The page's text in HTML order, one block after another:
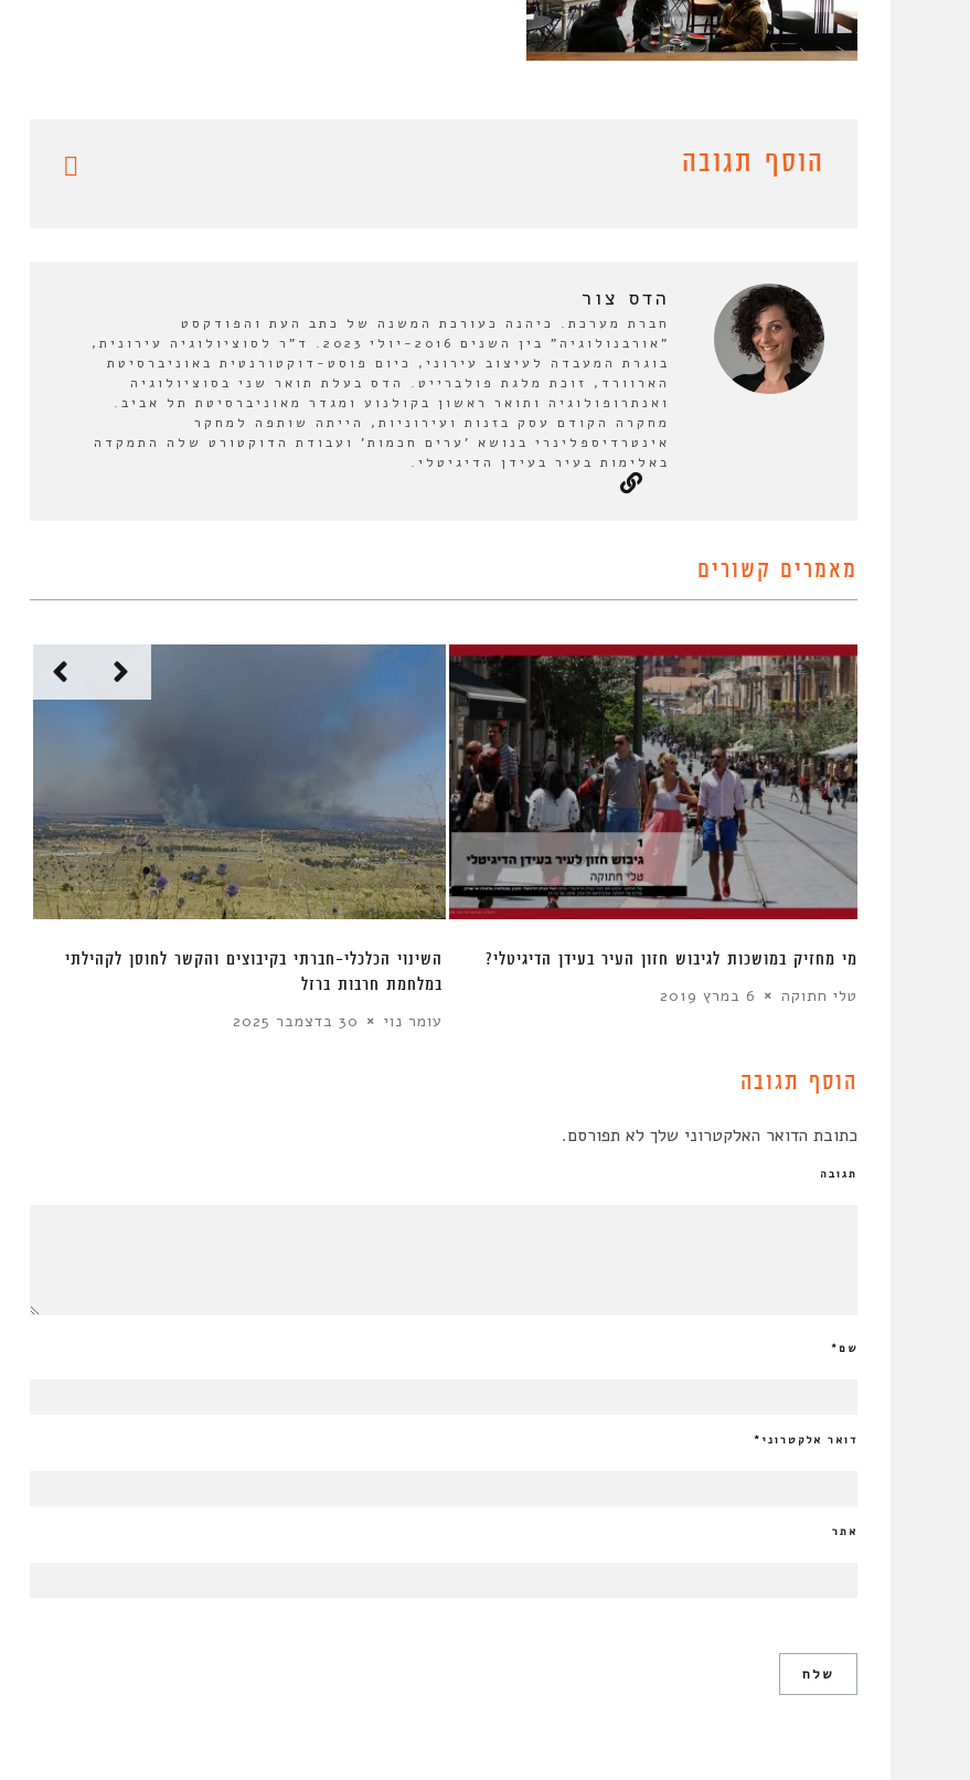
הוסף תגובה
הדס צור
חברת מערכת. כיהנה כעורכת המשנה של כתב העת והפודקסט
"אורבנולוגיה" בין השנים 2016-יולי 2023. ד"ר לסוציולוגיה עירונית,
בוגרת המעבדה לעיצוב עירוני, כיום פוסט-דוקטורנטית באוניברסיטת
הארוורד, זוכת מלגת פולברייט. הדס בעלת תואר שני בסוציולוגיה
ואנתרופולוגיה ותואר ראשון בקולנוע ומגדר מאוניברסיטת תל אביב.
מחקרה הקודם עסק בזנות ועירוניות, הייתה שותפה למחקר
אינטרדיספלינרי בנושא 'ערים חכמות' ועבודת הדוקטורט שלה התמקדה
באלימות בעיר בעידן הדיגיטלי.
מאמרים קשורים
השינוי הכלכלי-חברתי בקיבוצים והקשר לחוסן לקהילתי
במלחמת חרבות ברזל
עומר נוי 30 בדצמבר 2025
מי מחזיק במושכות לגיבוש חזון העיר בעידן הדיגיטלי?
טלי חתוקה 6 במרץ 2019
הוסף תגובה
כתובת הדואר האלקטרוני שלך לא תפורסם.
תגובה
שם*
דואר אלקטרוני *
אתר